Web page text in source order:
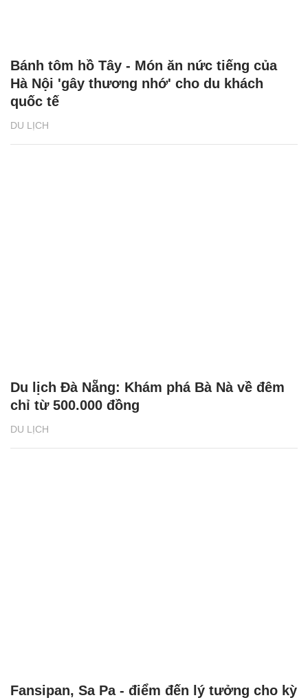
DU LỊCH
Bánh tôm hồ Tây - Món ăn nức tiếng của
Hà Nội 'gây thương nhớ' cho du khách
quốc tế
DU LỊCH
Du lịch Đà Nẵng: Khám phá Bà Nà về đêm
chỉ từ 500.000 đồng
Fansipan, Sa Pa - điểm đến lý tưởng cho kỳ